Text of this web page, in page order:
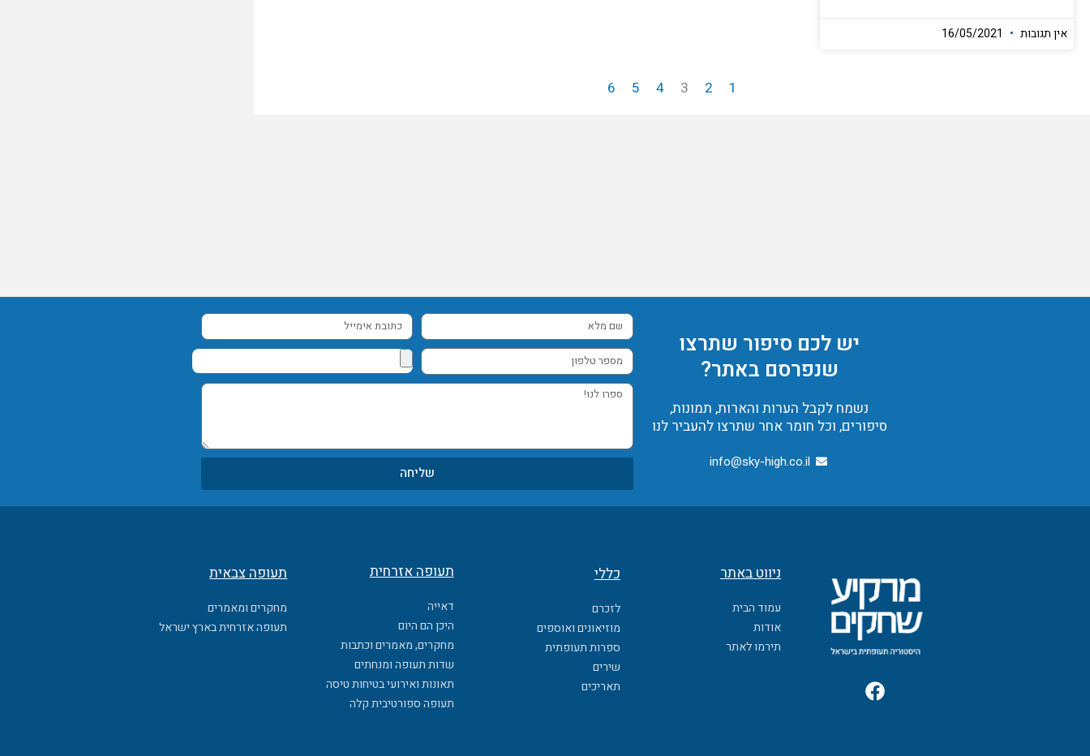
אין תגובות
1
2
3
4
5
6
יש לכם סיפור שתרצו
שנפרסם באתר?
נשמח לקבל הערות והארות, תמונות,
סיפורים, וכל חומר אחר שתרצו להעביר לנו
info@sky-high.co.il
שם
מלא
כתובת
אימייל
מספר
טלפון
ספרו
שליחה
F
a
ניווט באתר
עמוד הבית
אודות
תירמו לאתר
כללי
לזכרם
מוזיאונים ואוספים
ספרות תעופתית
שירים
תאריכים
תעופה אזרחית
דאייה
היכן הם היום
מחקרים, מאמרים וכתבות
שדות תעופה ומנחתים
תאונות ואירועי בטיחות טיסה
תעופה ספורטיבית קלה
תעופה צבאית
מחקרים ומאמרים
תעופה אזרחית בארץ ישראל